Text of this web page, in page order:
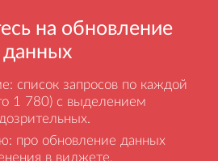
на обновление
данных
список запросов по каждой
1 780) с выделением
про обновление данных
в виджете.